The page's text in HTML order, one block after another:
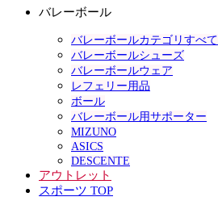
バレーボール
バレーボールカテゴリすべて
バレーボールシューズ
バレーボールウェア
レフェリー用品
ボール
バレーボール用サポーター
MIZUNO
ASICS
DESCENTE
アウトレット
スポーツ TOP